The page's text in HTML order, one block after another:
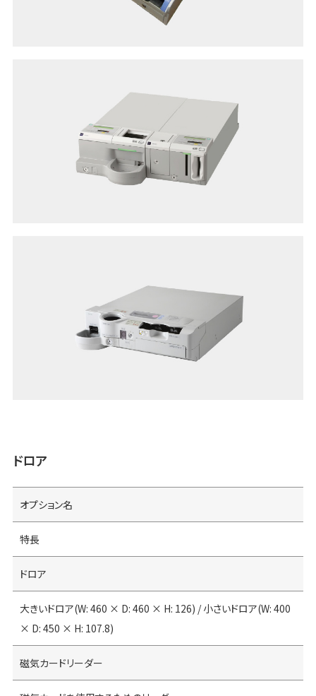
ドロア
オプション名
特長
ドロア
大きいドロア(W: 460 × D: 460 × H: 126) / 小さいドロア(W: 400
× D: 450 × H: 107.8)
磁気カードリーダー